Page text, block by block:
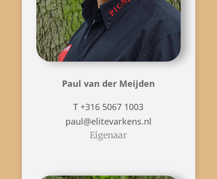
Paul van der Meijden
T +316 5067 1003
paul@elitevarkens.nl
Eigenaar